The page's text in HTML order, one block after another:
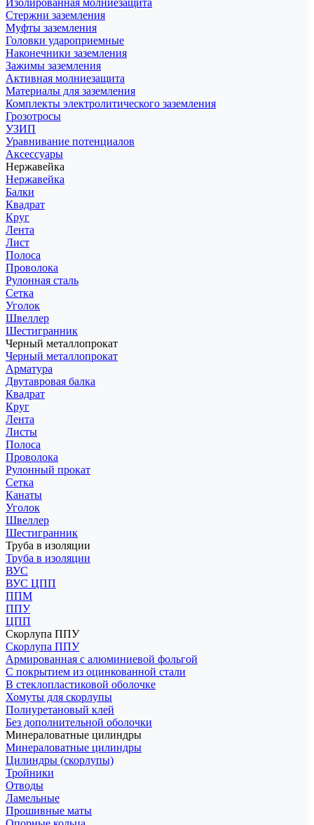
Изолированная молниезащита
Стержни заземления
Муфты заземления
Головки удароприемные
Наконечники заземления
Зажимы заземления
Активная молниезащита
Материалы для заземления
Комплекты электролитического заземления
Грозотросы
УЗИП
Уравнивание потенциалов
Аксессуары
Нержавейка
Нержавейка
Балки
Квадрат
Круг
Лента
Лист
Полоса
Проволока
Рулонная сталь
Сетка
Уголок
Швеллер
Шестигранник
Черный металлопрокат
Черный металлопрокат
Арматура
Двутавровая балка
Квадрат
Круг
Лента
Листы
Полоса
Проволока
Рулонный прокат
Сетка
Канаты
Уголок
Швеллер
Шестигранник
Труба в изоляции
Труба в изоляции
ВУС
ВУС ЦПП
ППМ
ППУ
ЦПП
Скорлупа ППУ
Скорлупа ППУ
Армированная с алюминиевой фольгой
С покрытием из оцинкованной стали
В стеклопластиковой оболочке
Хомуты для скорлупы
Полиуретановый клей
Без дополнительной оболочки
Минераловатные цилиндры
Минераловатные цилиндры
Цилиндры (скорлупы)
Тройники
Отводы
Ламельные
Прошивные маты